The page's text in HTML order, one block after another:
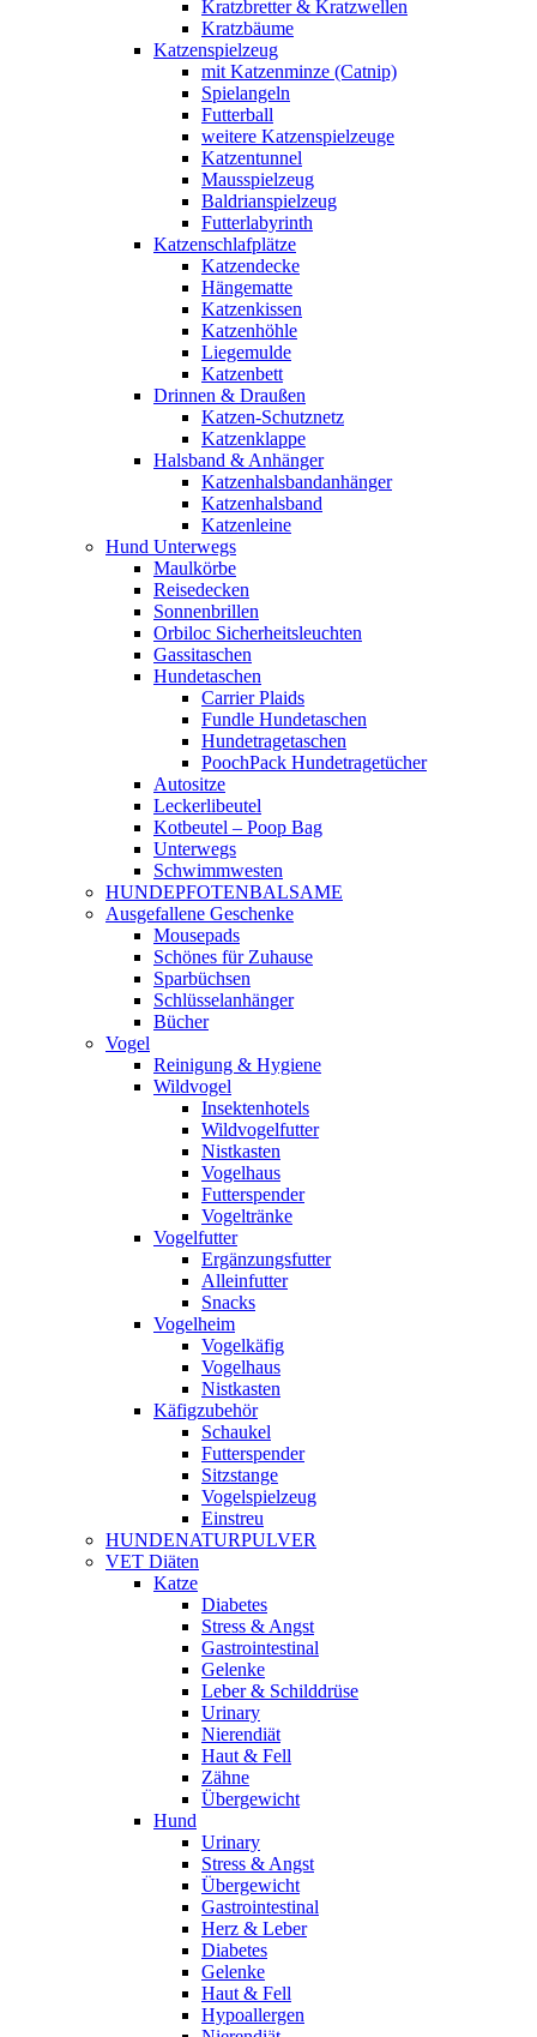
Kratzbretter & Kratzwellen
Kratzbäume
Katzenspielzeug
mit Katzenminze (Catnip)
Spielangeln
Futterball
weitere Katzenspielzeuge
Katzentunnel
Mausspielzeug
Baldrianspielzeug
Futterlabyrinth
Katzenschlafplätze
Katzendecke
Hängematte
Katzenkissen
Katzenhöhle
Liegemulde
Katzenbett
Drinnen & Draußen
Katzen-Schutznetz
Katzenklappe
Halsband & Anhänger
Katzenhalsbandanhänger
Katzenhalsband
Katzenleine
Hund Unterwegs
Maulkörbe
Reisedecken
Sonnenbrillen
Orbiloc Sicherheitsleuchten
Gassitaschen
Hundetaschen
Carrier Plaids
Fundle Hundetaschen
Hundetragetaschen
PoochPack Hundetragetücher
Autositze
Leckerlibeutel
Kotbeutel – Poop Bag
Unterwegs
Schwimmwesten
HUNDEPFOTENBALSAME
Ausgefallene Geschenke
Mousepads
Schönes für Zuhause
Sparbüchsen
Schlüsselanhänger
Bücher
Vogel
Reinigung & Hygiene
Wildvogel
Insektenhotels
Wildvogelfutter
Nistkasten
Vogelhaus
Futterspender
Vogeltränke
Vogelfutter
Ergänzungsfutter
Alleinfutter
Snacks
Vogelheim
Vogelkäfig
Vogelhaus
Nistkasten
Käfigzubehör
Schaukel
Futterspender
Sitzstange
Vogelspielzeug
Einstreu
HUNDENATURPULVER
VET Diäten
Katze
Diabetes
Stress & Angst
Gastrointestinal
Gelenke
Leber & Schilddrüse
Urinary
Nierendiät
Haut & Fell
Zähne
Übergewicht
Hund
Urinary
Stress & Angst
Übergewicht
Gastrointestinal
Herz & Leber
Diabetes
Gelenke
Haut & Fell
Hypoallergen